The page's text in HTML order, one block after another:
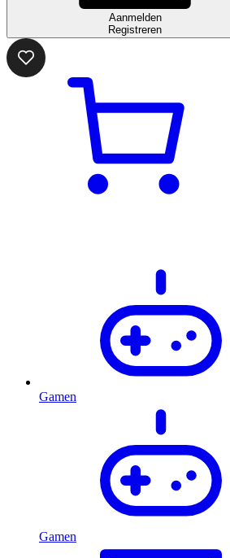
Aanmelden
Registreren
Gamen
Gamen